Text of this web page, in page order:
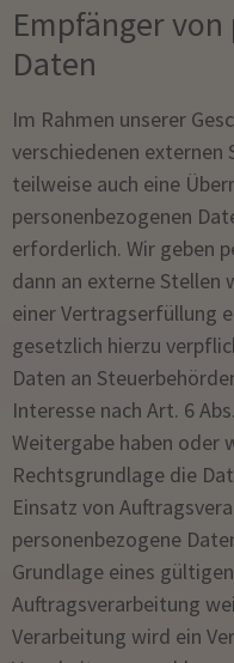
Empfänger
Daten
Im Rahmen unserer
verschiedenen externen
teilweise auch eine
personenbezogenen
erforderlich. Wir geben
dann an externe Stellen
einer Vertragserfüllung
gesetzlich hierzu
Daten an
Interesse nach Art. 6
Weitergabe haben oder
Rechtsgrundlage die
Einsatz von
personenbezogene
Grundlage eines
Auftragsverarbeitung
Verarbeitung wird ein